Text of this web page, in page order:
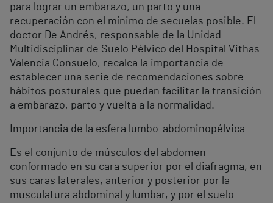
para lograr un embarazo, un parto y una
recuperación con el mínimo de secuelas posible. El
doctor De Andrés, responsable de la Unidad
Multidisciplinar de Suelo Pélvico del Hospital Vithas
Valencia Consuelo, recalca la importancia de
establecer una serie de recomendaciones sobre
hábitos posturales que puedan facilitar la transición
a embarazo, parto y vuelta a la normalidad.
Importancia de la esfera lumbo-abdominopélvica
Es el conjunto de músculos del abdomen
conformado en su cara superior por el diafragma, en
sus caras laterales, anterior y posterior por la
musculatura abdominal y lumbar, y por el suelo